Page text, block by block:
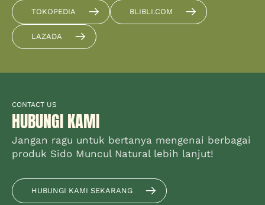
TOKOPEDIA BLIBLI.COM
LAZADA
CONTACT US
HUBUNGI KAMI
Jangan ragu untuk bertanya mengenai berbagai
produk Sido Muncul Natural lebih lanjut!
HUBUNGI KAMI SEKARANG